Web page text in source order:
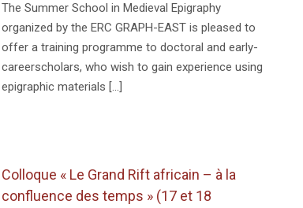
The Summer School in Medieval Epigraphy
organized by the ERC GRAPH-EAST is pleased to
offer a training programme to doctoral and early-
careerscholars, who wish to gain experience using
epigraphic materials [...]
Colloque « Le Grand Rift africain – à la
confluence des temps » (17 et 18